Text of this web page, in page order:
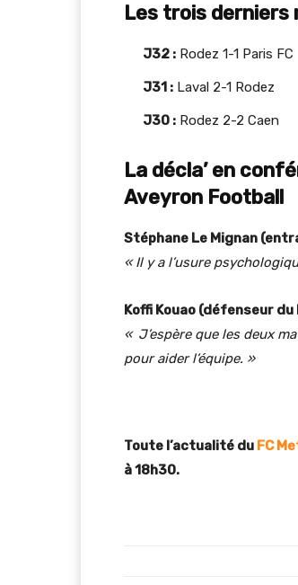
Les trois derniers
J32 : Rodez 1-1 Paris FC
J31 : Laval 2-1 Rodez
J30 : Rodez 2-2 Caen
La décla’ en
Aveyron Football
Stéphane Le Mignan
« Il y a l’usure
Koffi Kouao (défenseur du
« J’espère que les deux
pour aider l’équipe. »
Toute l’actualité du FC
à 18h30.